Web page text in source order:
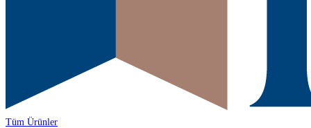
Tüm Ürünler